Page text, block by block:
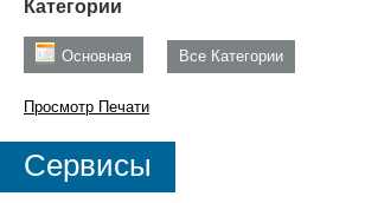
Категории
Основная Все Категории
Просмотр Печати
Сервисы